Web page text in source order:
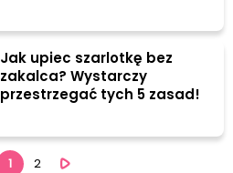
Jak upiec szarlotkę bez
zakalca? Wystarczy
przestrzegać tych 5 zasad!
1 2